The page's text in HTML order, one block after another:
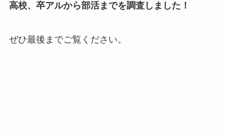
高校、卒アルから部活までを調査しました！
ぜひ最後までご覧ください。